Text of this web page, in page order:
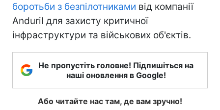
боротьби з безпілотниками від компанії
Anduril для захисту критичної
інфраструктури та військових об'єктів.
Не пропустіть головне! Підпишіться на
наші оновлення в Google!
Або читайте нас там, де вам зручно!